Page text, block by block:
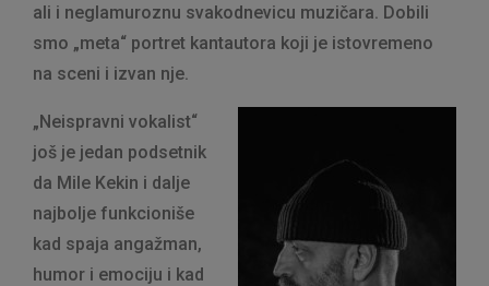
ali i neglamuroznu svakodnevicu muzičara. Dobili
smo „meta“ portret kantautora koji je istovremeno
na sceni i izvan nje.
„Neispravni vokalist“
još je jedan podsetnik
da Mile Kekin i dalje
najbolje funkcioniše
kad spaja angažman,
humor i emociju i kad